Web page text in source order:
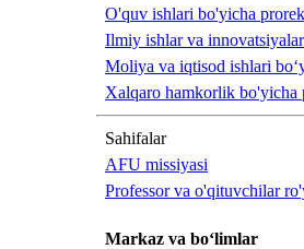
O'quv ishlari bo'yicha
Ilmiy ishlar va
Moliya va iqtisod ishlari
Xalqaro hamkorlik bo'yicha
Sahifalar
AFU missiyasi
Professor va o'qituvchilar
Markaz va bo‘limlar